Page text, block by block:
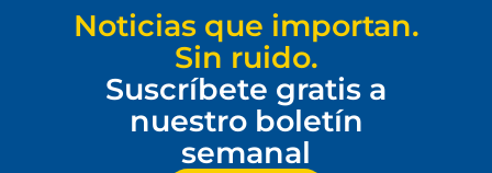
Noticias que importan.
Sin ruido.
Suscríbete gratis a
nuestro boletín
semanal